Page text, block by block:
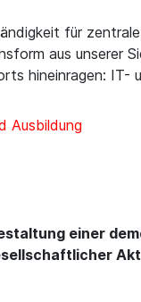
für
aus unserer
hineinragen:
Ausbildung
einer